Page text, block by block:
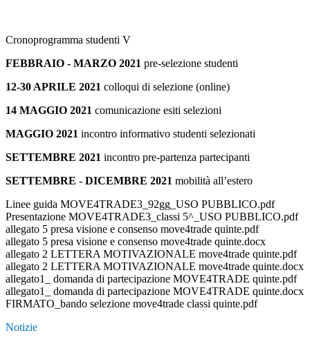
Cronoprogramma studenti V
FEBBRAIO - MARZO 2021 pre-selezione studenti
12-30 APRILE 2021 colloqui di selezione (online)
14 MAGGIO 2021 comunicazione esiti selezioni
MAGGIO 2021 incontro informativo studenti selezionati
SETTEMBRE 2021 incontro pre-partenza partecipanti
SETTEMBRE - DICEMBRE 2021 mobilità all’estero
Linee guida MOVE4TRADE3_92gg_USO PUBBLICO.pdf
Presentazione MOVE4TRADE3_classi 5^_USO PUBBLICO.pdf
allegato 5 presa visione e consenso move4trade quinte.pdf
allegato 5 presa visione e consenso move4trade quinte.docx
allegato 2 LETTERA MOTIVAZIONALE move4trade quinte.pdf
allegato 2 LETTERA MOTIVAZIONALE move4trade quinte.docx
allegato1_ domanda di partecipazione MOVE4TRADE quinte.pdf
allegato1_ domanda di partecipazione MOVE4TRADE quinte.docx
FIRMATO_bando selezione move4trade classi quinte.pdf
Notizie